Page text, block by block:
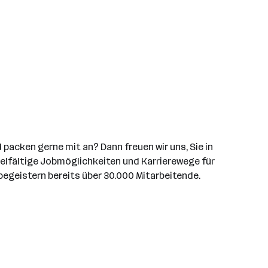
gerne mit an? Dann freuen wir uns, Sie in
Jobmöglichkeiten und Karrierewege für
bereits über 30.000 Mitarbeitende.